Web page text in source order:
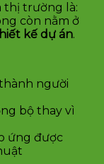
thị trường là:
còn nằm ở
kế dự án.
người
bộ thay vì
ứng được